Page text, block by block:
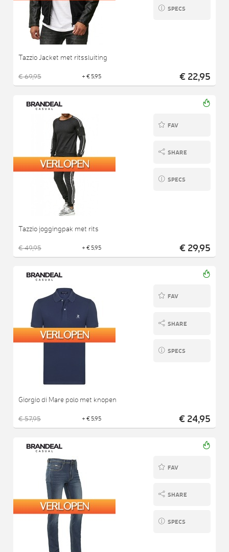
SPECS
Tazzio Jacket met ritssluiting
€ 69,95 + € 5,95 € 22,95
FAV
SHARE
SPECS
Tazzio joggingpak met rits
€ 49,95 + € 5,95 € 29,95
FAV
SHARE
SPECS
Giorgio di Mare polo met knopen
€ 57,95 + € 5,95 € 24,95
FAV
SHARE
SPECS